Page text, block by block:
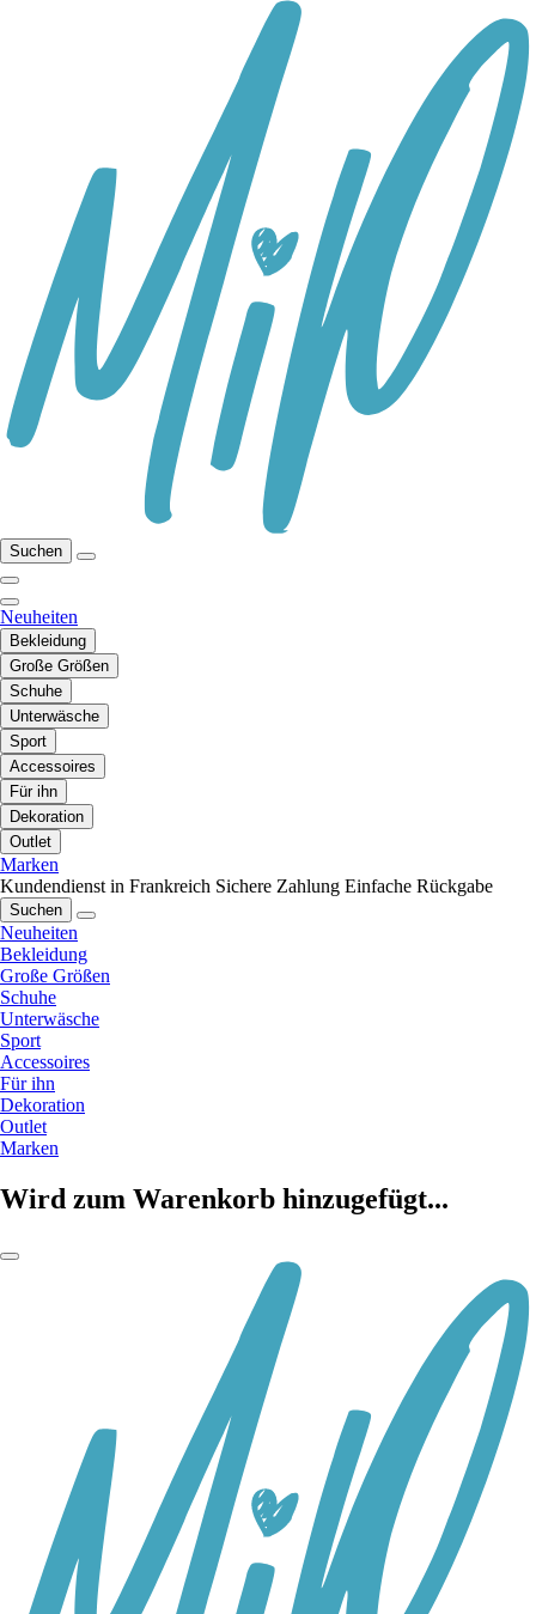
Suchen
Neuheiten
Bekleidung
Große Größen
Schuhe
Unterwäsche
Sport
Accessoires
Für ihn
Dekoration
Outlet
Marken
Kundendienst in Frankreich Sichere Zahlung Einfache Rückgabe
Suchen
Neuheiten
Bekleidung
Große Größen
Schuhe
Unterwäsche
Sport
Accessoires
Für ihn
Dekoration
Outlet
Marken
Wird zum Warenkorb hinzugefügt...